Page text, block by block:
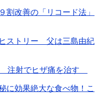
割改善の「リコード法」
ストリー 父は三島由紀
注射でヒザ痛を治す
に効果絶大な食べ物！こ